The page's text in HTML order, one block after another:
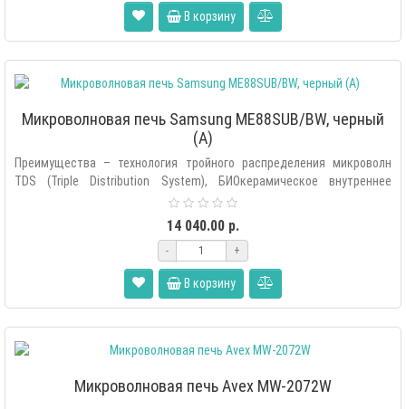
В корзину
Микроволновая печь Samsung ME88SUB/BW, черный
(A)
Преимущества – технология тройного распределения микроволн
TDS (Triple Distribution System), БИОкерамическое внутреннее
14 040.00 р.
- +
В корзину
Микроволновая печь Avex MW-2072W